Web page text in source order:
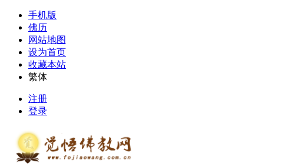
手机版
佛历
网站地图
设为首页
收藏本站
繁体
注册
登录